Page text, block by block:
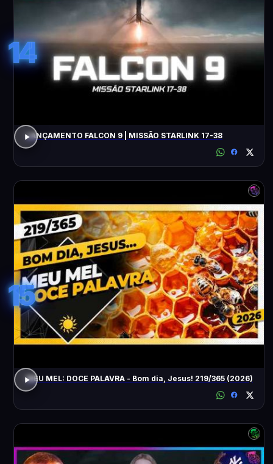
14
LANÇAMENTO FALCON 9 | MISSÃO STARLINK 17-38
15
MEU MEL: DOCE PALAVRA - Bom dia, Jesus! 219/365 (2026)